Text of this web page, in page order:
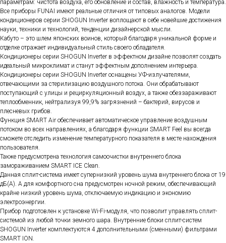
параметрам: чистота воздуха, его обновление и состав, влажность и температура.
Все приборы FUNAI имеют реальные отличия от типовых аналогов. Модели
кондиционеров серии SHOGUN Inverter воплощают в себе новейшие достижения
науки, техники и технологий, тенденции дизайнерской мысли.
Кабуто – это шлем японских воинов, который благодаря уникальной форме и
отделке отражает индивидуальный стиль своего обладателя.
Кондиционеры серии SHOGUN Inverter в эффектном дизайне позволят создать
идеальный микроклимат и станут эффектным дополнением интерьера.
Кондиционеры серии SHOGUN Inverter оснащены УФ-излучателями,
отвечающими за стерилизацию воздушного потока. Они обрабатывают
поступающий с улицы и рециркуляционный воздух, а также обеззараживают
теплообменник, нейтрализуя 99,9% загрязнений – бактерий, вирусов и
плесневых грибов.
Функция SMART Air обеспечивает автоматическое управление воздушным
потоком во всех направлениях, а благодаря функции SMART Feel вы всегда
сможете отследить изменение температурного показателя в месте нахождения
пользователя.
Также предусмотрена технология самоочистки внутреннего блока
замораживанием SMART ICE Clean.
Данная сплит-система имеет супернизкий уровень шума внутреннего блока от 19
дБ(А). А для комфортного сна предусмотрен ночной режим, обеспечивающий
крайне низкий уровень шума, отключаемую индикацию и экономию
электроэнергии.
Прибор подготовлен к установке Wi-Fi-модуля, что позволит управлять сплит-
системой из любой точки земного шара. Внутренние блоки сплит-систем
SHOGUN Inverter комплектуются 4 дополнительными (сменными) фильтрами
SMART ION.